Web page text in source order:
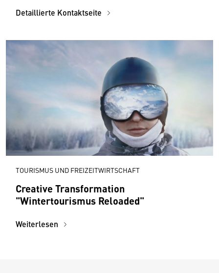
Detaillierte Kontaktseite
TOURISMUS UND FREIZEITWIRTSCHAFT
Creative Transformation
"Wintertourismus Reloaded"
Weiterlesen